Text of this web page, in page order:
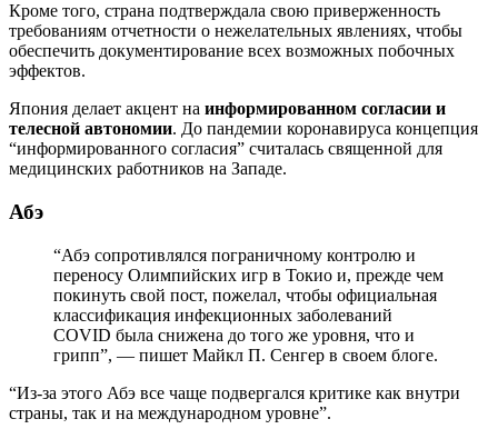
Кроме того, страна подтверждала свою приверженность
требованиям отчетности о нежелательных явлениях, чтобы
обеспечить документирование всех возможных побочных
эффектов.
Япония делает акцент на информированном согласии и
телесной автономии. До пандемии коронавируса концепция
“информированного согласия” считалась священной для
медицинских работников на Западе.
Абэ
“Абэ сопротивлялся пограничному контролю и
переносу Олимпийских игр в Токио и, прежде чем
покинуть свой пост, пожелал, чтобы официальная
классификация инфекционных заболеваний
COVID была снижена до того же уровня, что и
грипп”, — пишет Майкл П. Сенгер в своем блоге.
“Из-за этого Абэ все чаще подвергался критике как внутри
страны, так и на международном уровне”.